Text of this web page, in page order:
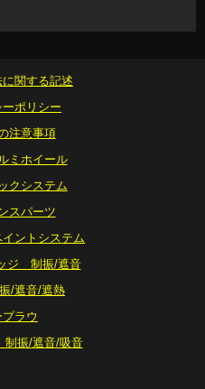
関する記述
ポリシー
注意事項
ミホイール
クシステム
スパーツ
ントシステム
ジ 制振/遮音
/遮音/遮熱
ラウ
振/遮音/吸音